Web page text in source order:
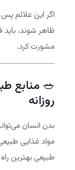
اگر این علائم
ظاهر شوند،
مشورت کرد.
🥗 منابع
روزانه
بدن انسان
مواد غذایی
طبیعی بهترین